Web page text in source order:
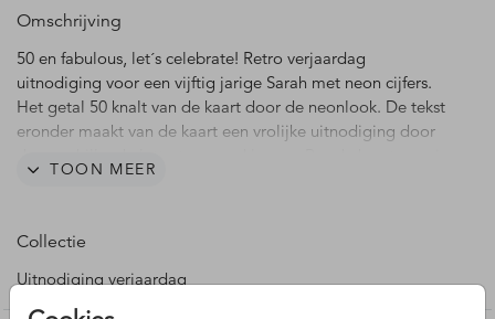
Omschrijving
50 en fabulous, let´s celebrate! Retro verjaardag
uitnodiging voor een vijftig jarige Sarah met neon cijfers.
Het getal 50 knalt van de kaart door de neonlook. De tekst
eronder maakt van de kaart een vrolijke uitnodiging door
eigen wensen aan in de editor.
TOON MEER
Collectie
Uitnodiging verjaardag